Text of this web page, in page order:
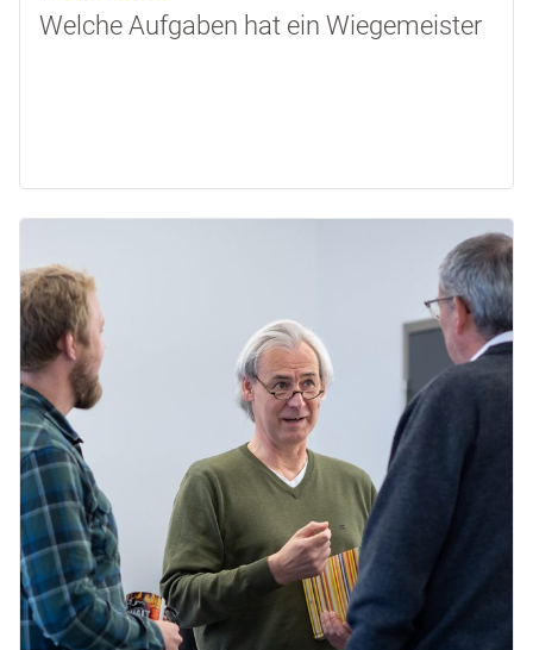
Welche Aufgaben hat ein Wiegemeister